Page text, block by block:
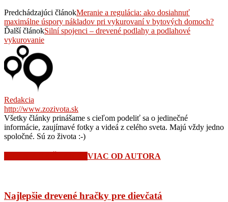
Predchádzajúci článokMeranie a regulácia: ako dosiahnuť
maximálne úspory nákladov pri vykurovaní v bytových domoch?
Ďalší článokSilní spojenci – drevené podlahy a podlahové
vykurovanie
Redakcia
http://www.zozivota.sk
Všetky články prinášame s cieľom podeliť sa o jedinečné
informácie, zaujímavé fotky a videá z celého sveta. Majú vždy jedno
spoločné. Sú zo života :-)
VIAC OD AUTORA
Najlepšie drevené hračky pre dievčatá